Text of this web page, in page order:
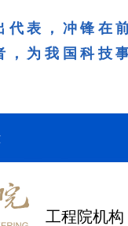
代表，冲锋在
为我国科技
工程院机构